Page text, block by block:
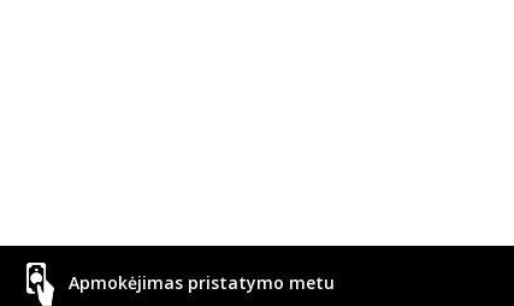
Apmokėjimas pristatymo metu